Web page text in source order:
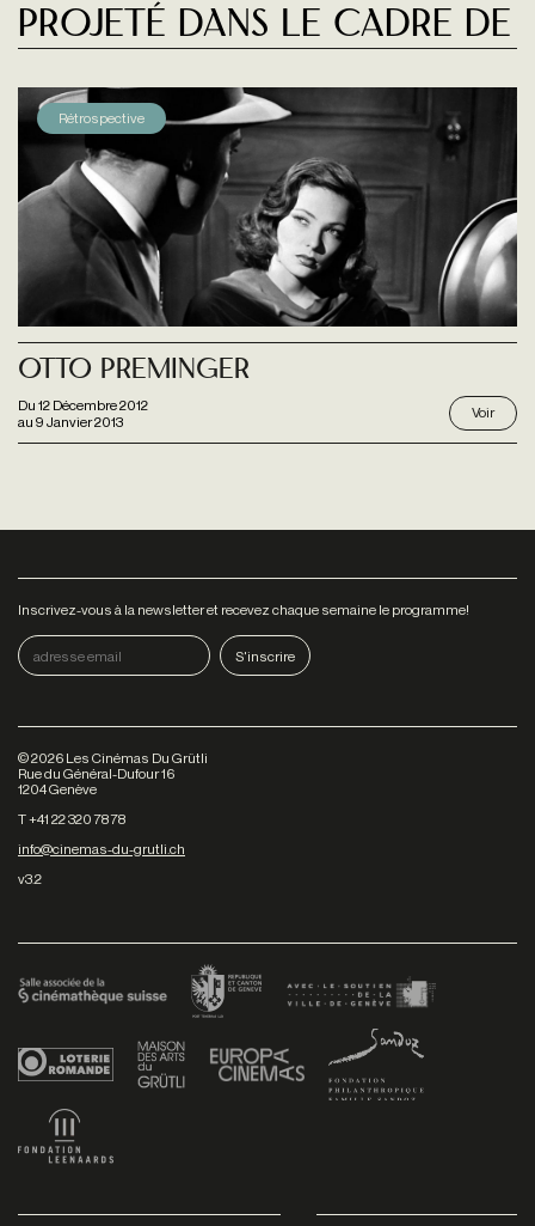
Projeté dans le cadre de
Rétrospective
Du 12 Décembre 2012
au 9 Janvier 2013
Otto Preminger
Voir
Inscrivez-vous à la newsletter et recevez chaque semaine le programme!
©2026 Les Cinémas Du Grütli
Rue du Général-Dufour 16
1204 Genève
T +41 22 320 78 78
info@cinemas-du-grutli.ch
v3.2